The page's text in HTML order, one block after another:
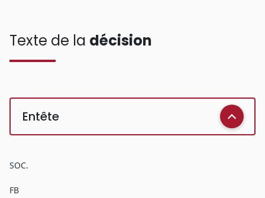
Texte de la décision
Entête
SOC.
FB